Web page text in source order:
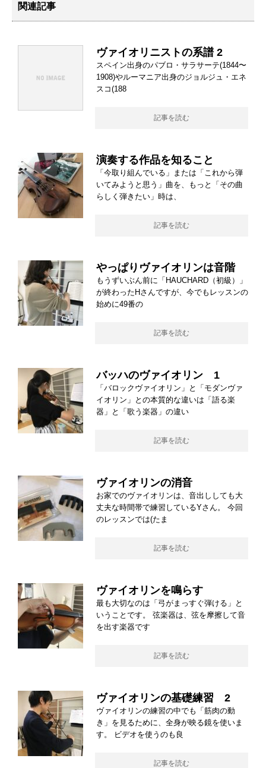
関連記事
ヴァイオリニストの系譜 2
スペイン出身のパブロ・サラサーテ(1844〜
1908)やルーマニア出身のジョルジュ・エネ
スコ(188
記事を読む
演奏する作品を知ること
「今取り組んでいる」または「これから弾
いてみようと思う」曲を、もっと「その曲
らしく弾きたい」時は、
記事を読む
やっぱりヴァイオリンは音階
もうずいぶん前に「HAUCHARD（初級）」
が終わったHさんですが、今でもレッスンの
始めに49番の
記事を読む
バッハのヴァイオリン 1
「バロックヴァイオリン」と「モダンヴァ
イオリン」との本質的な違いは「語る楽
器」と「歌う楽器」の違い
記事を読む
ヴァイオリンの消音
お家でのヴァイオリンは、音出ししても大
丈夫な時間帯で練習しているYさん。 今回
のレッスンでは(たま
記事を読む
ヴァイオリンを鳴らす
最も大切なのは「弓がまっすぐ弾ける」と
いうことです。 弦楽器は、弦を摩擦して音
を出す楽器です
記事を読む
ヴァイオリンの基礎練習 2
ヴァイオリンの練習の中でも「筋肉の動
き」を見るために、全身が映る鏡を使いま
す。 ビデオを使うのも良
記事を読む